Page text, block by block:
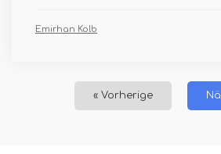
Emirhan Kolb
« Vorherige